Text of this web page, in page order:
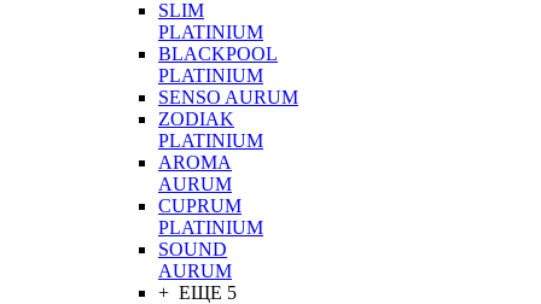
SLIM
PLATINIUM
BLACKPOOL
PLATINIUM
SENSO AURUM
ZODIAK
PLATINIUM
AROMA
AURUM
CUPRUM
PLATINIUM
SOUND
AURUM
+ ЕЩЕ 5